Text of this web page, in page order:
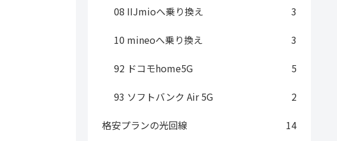
08 IIJmioへ乗り換え
3
10 mineoへ乗り換え
3
92 ドコモhome5G
5
93 ソフトバンク Air 5G
2
格安プランの光回線
14